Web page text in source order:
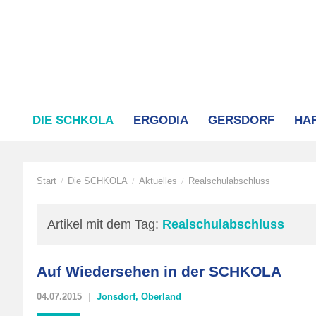
DIE SCHKOLA ERGODIA GERSDORF
Start / Die SCHKOLA / Aktuelles / Realschulabschluss
Artikel mit dem Tag: Realschulabschluss
Auf Wiedersehen in der SCHKOLA
04.07.2015 Jonsdorf, Oberland